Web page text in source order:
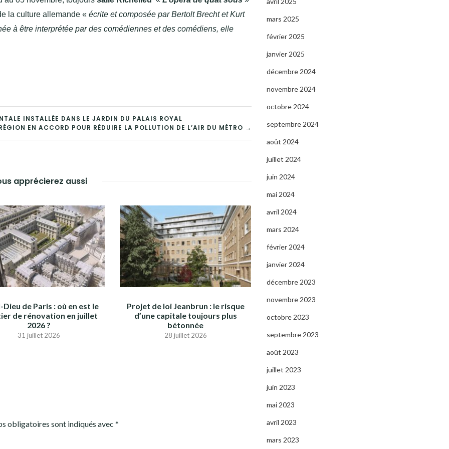
la culture allemande « écrite et composée par Bertolt Brecht et Kurt
à être interprétée par des comédiennes et des comédiens, elle
INSTALLÉE DANS LE JARDIN DU PALAIS ROYAL
EN ACCORD POUR RÉDUIRE LA POLLUTION DE L’AIR DU MÉTRO →
apprécierez aussi
de Paris : où en est le
de rénovation en juillet
2026 ?
31 juillet 2026
Projet de loi Jeanbrun : le risque
d’une capitale toujours plus
bétonnée
28 juillet 2026
obligatoires sont indiqués avec *
mars 2025
février 2025
janvier 2025
décembre 2024
novembre 2024
octobre 2024
septembre 2024
août 2024
juillet 2024
juin 2024
mai 2024
avril 2024
mars 2024
février 2024
janvier 2024
décembre 2023
novembre 2023
octobre 2023
septembre 2023
août 2023
juillet 2023
juin 2023
mai 2023
avril 2023
mars 2023